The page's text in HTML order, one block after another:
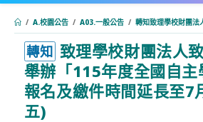
/ A.校園公告 / A03.一般公告 / 轉知致理學校財團法
轉知 致理學校財團法人
舉辦「115年度全國自主
報名及繳件時間延長至7
五)